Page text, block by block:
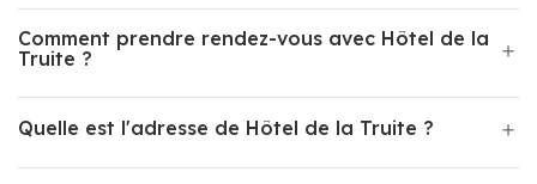
Comment prendre rendez-vous avec Hôtel de la
Truite ?
Quelle est l'adresse de Hôtel de la Truite ?